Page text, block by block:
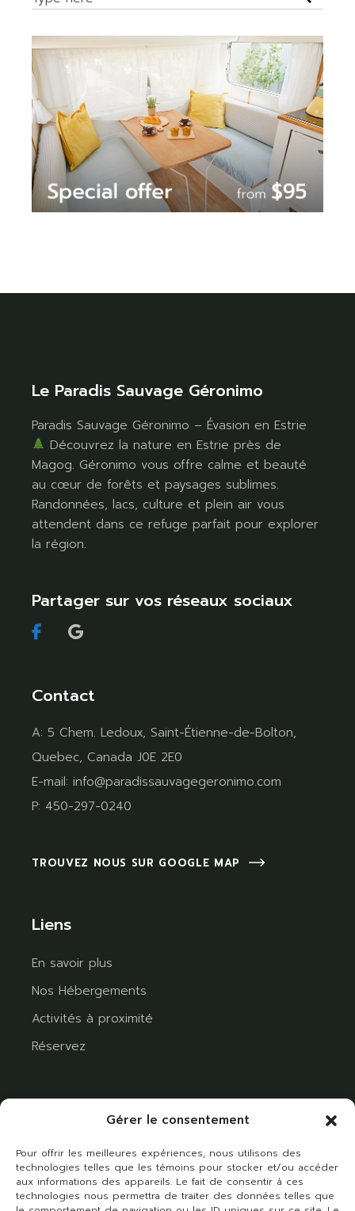
Gérer le consentement
Pour offrir les meilleures expériences, nous utilisons des
technologies telles que les témoins pour stocker et/ou accéder
aux informations des appareils. Le fait de consentir à ces
technologies nous permettra de traiter des données telles que
Le Paradis Sauvage Géronimo
Paradis Sauvage Géronimo – Évasion en Estrie
Découvrez la nature en Estrie près de
Magog. Géronimo vous offre calme et beauté
au cœur de forêts et paysages sublimes.
Randonnées, lacs, culture et plein air vous
attendent dans ce refuge parfait pour explorer
la région.
Partager sur vos réseaux sociaux
Contact
A: 5 Chem. Ledoux, Saint-Étienne-de-Bolton,
Quebec, Canada J0E 2E0
E-mail:info@paradissauvagegeronimo.com
P: 450-297-0240
TROUVEZ NOUS SUR GOOGLE MAP
Liens
En savoir plus
Nos Hébergements
Activités à proximité
Réservez